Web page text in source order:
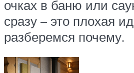
очках в баню или
сразу – это плохая
разберемся почему.